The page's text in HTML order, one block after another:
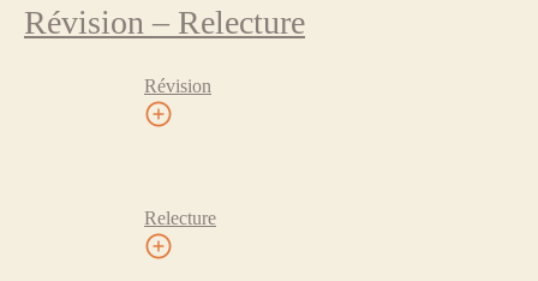
Révision – Relecture
Révision
Relecture